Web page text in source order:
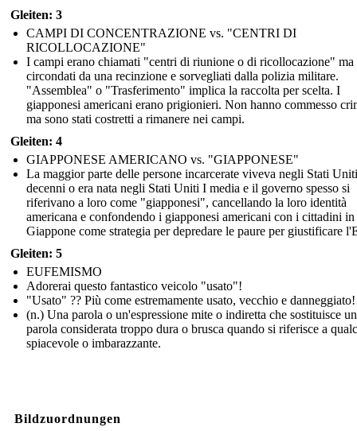
Gleiten: 3
CAMPI DI CONCENTRAZIONE vs. "CENTRI DI
RICOLLOCAZIONE"
I campi erano chiamati "centri di riunione o di ricollocazione" ma
circondati da una recinzione e sorvegliati dalla polizia militare.
"Assemblea" o "Trasferimento" implica la raccolta per scelta. I
giapponesi americani erano prigionieri. Non hanno commesso
ma sono stati costretti a rimanere nei campi.
Gleiten: 4
GIAPPONESE AMERICANO vs. "GIAPPONESE"
La maggior parte delle persone incarcerate viveva negli Stati
decenni o era nata negli Stati Uniti I media e il governo spesso si
riferivano a loro come "giapponesi", cancellando la loro identità
americana e confondendo i giapponesi americani con i cittadini in
Giappone come strategia per depredare le paure per giustificare
Gleiten: 5
EUFEMISMO
Adorerai questo fantastico veicolo "usato"!
"Usato" ?? Più come estremamente usato, vecchio e danneggiato!
(n.) Una parola o un'espressione mite o indiretta che sostituisce
parola considerata troppo dura o brusca quando si riferisce a
spiacevole o imbarazzante.
Bildzuordnungen